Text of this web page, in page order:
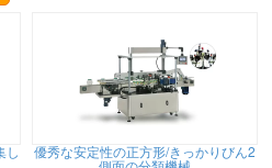
し 優秀な安定性の正方形/きっかりびん2